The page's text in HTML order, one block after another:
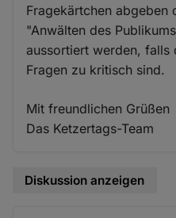
Fragekärtchen abgeben
"Anwälten des
aussortiert werden, falls
Fragen zu kritisch sind.
Mit freundlichen Grüßen
Das Ketzertags-Team
Diskussion anzeigen